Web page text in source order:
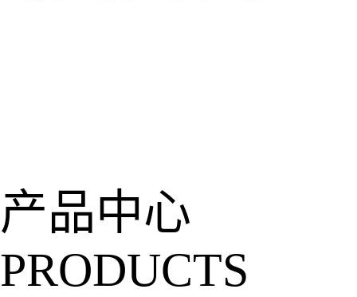
产品中心
PRODUCTS